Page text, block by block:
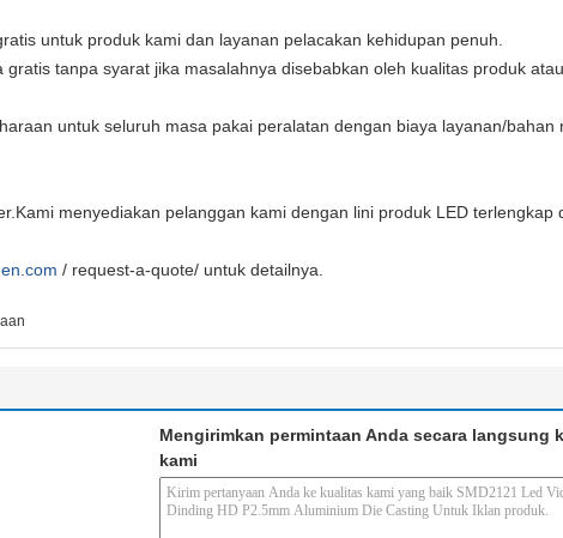
untuk produk kami dan layanan pelacakan kehidupan penuh.
tanpa syarat jika masalahnya disebabkan oleh kualitas produk
untuk seluruh masa pakai peralatan dengan biaya layanan/bahan
menyediakan pelanggan kami dengan lini produk LED terlengkap
/ request-a-quote/ untuk detailnya.
Mengirimkan permintaan Anda secara langsung
kami